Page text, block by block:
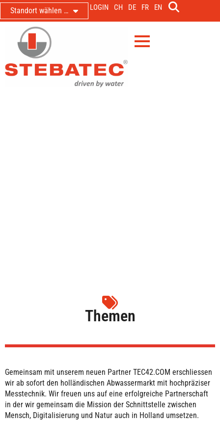
Standort wählen … LOGIN CH DE FR EN
Themen
Gemeinsam mit unserem neuen Partner TEC42.COM erschliessen
wir ab sofort den holländischen Abwassermarkt mit hochpräziser
Messtechnik. Wir freuen uns auf eine erfolgreiche Partnerschaft
in der wir gemeinsam die Mission der Schnittstelle zwischen
Mensch, Digitalisierung und Natur auch in Holland umsetzen.